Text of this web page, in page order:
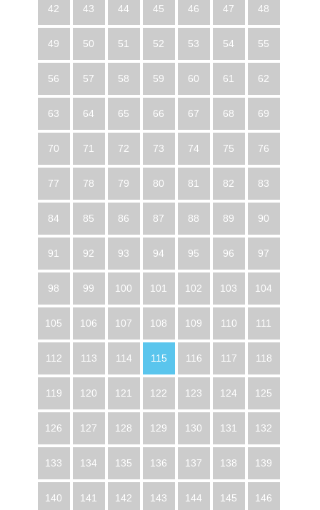
42 43 44 45 46 47 48
49 50 51 52 53 54 55
56 57 58 59 60 61 62
63 64 65 66 67 68 69
70 71 72 73 74 75 76
77 78 79 80 81 82 83
84 85 86 87 88 89 90
91 92 93 94 95 96 97
98 99 100 101 102 103 104
105 106 107 108 109 110 111
112 113 114 115 116 117 118
119 120 121 122 123 124 125
126 127 128 129 130 131 132
133 134 135 136 137 138 139
140 141 142 143 144 145 146